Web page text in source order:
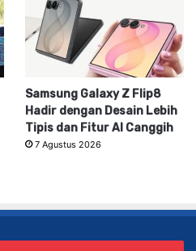
Samsung Galaxy Z Flip8
Hadir dengan Desain Lebih
Tipis dan Fitur AI Canggih
7 Agustus 2026